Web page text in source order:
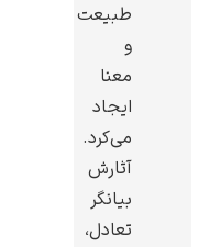
طبیعت
و
معنا
ایجاد
می‌کرد.
آثارش
بیانگر
تعادل،